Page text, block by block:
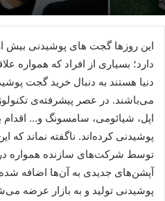
این روزها گجت های پوشیدنی
دارد؛ بسیاری از افراد که همواره
دنیا هستند به دنبال خرید گجت
می‌باشند. در عصر پیشرفته‌ی
اپل، شیائومی، سامسونگ و… اقدام
پوشیدنی کرده‌اند. ناگفته نماند که
توسط شرکت‌های سازنده همواره
آپشن‌های جدیدی به آن‌ها اضافه
پوشیدنی تولید و به بازار عرضه